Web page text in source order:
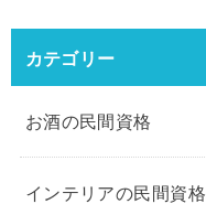
カテゴリー
お酒の民間資格
インテリアの民間資格